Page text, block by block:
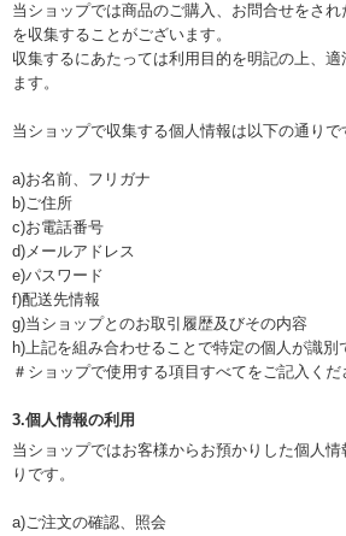
当ショップでは商品のご購入、お問合せをさ
を収集することがございます。
収集するにあたっては利用目的を明記の上、適
ます。
当ショップで収集する個人情報は以下の通りで
a)お名前、フリガナ
b)ご住所
c)お電話番号
d)メールアドレス
e)パスワード
f)配送先情報
g)当ショップとのお取引履歴及びその内容
h)上記を組み合わせることで特定の個人が識別
＃ショップで使用する項目すべてをご記入くだ
3.個人情報の利用
当ショップではお客様からお預かりした個人
りです。
a)ご注文の確認、照会